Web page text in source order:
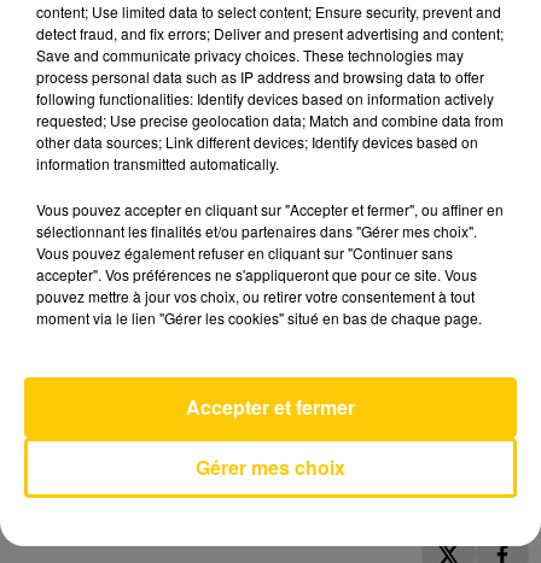
20 mai 2025 - 4 min 6 sec
L'INFO DE L'AVEYRON DU 20/05/25 À
06H30
L'info de L'Aveyron
COLDPLAY
AVEYRON NORD
content; Use limited data to select content; Ensure security, prevent and
detect fraud, and fix errors; Deliver and present advertising and content;
Save and communicate privacy choices. These technologies may
process personal data such as IP address and browsing data to offer
following functionalities: Identify devices based on information actively
requested; Use precise geolocation data; Match and combine data from
other data sources; Link different devices; Identify devices based on
information transmitted automatically.
Vous pouvez accepter en cliquant sur "Accepter et fermer", ou affiner en
sélectionnant les finalités et/ou partenaires dans "Gérer mes choix".
Vous pouvez également refuser en cliquant sur "Continuer sans
accepter". Vos préférences ne s'appliqueront que pour ce site. Vous
pouvez mettre à jour vos choix, ou retirer votre consentement à tout
moment via le lien "Gérer les cookies" situé en bas de chaque page.
Gérer mes choix
Accepter et fermer